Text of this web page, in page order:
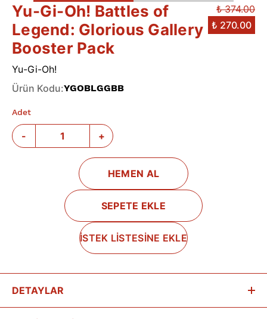
Yu-Gi-Oh! Battles of
Legend: Glorious Gallery
Booster Pack
₺ 374.00
₺ 270.00
Yu-Gi-Oh!
Ürün Kodu:YGOBLGGBB
Adet
- +
HEMEN AL
SEPETE EKLE
İSTEK LİSTESİNE EKLE
DETAYLAR